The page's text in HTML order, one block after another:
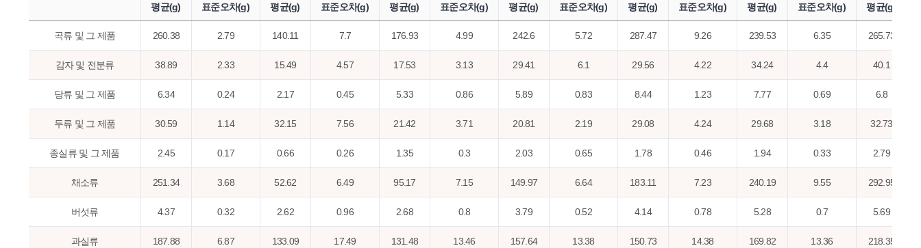
평균(g) 표준오차(g) 평균(g) 표준오차(g) 평균(g) 표준오차(g) 평균(g) 표준오차(g) 평균(g) 표준오차(g) 평균(g) 표준오차(g) 평균(g)
곡류 및 그 제품 260.38 2.79 140.11 7.7 176.93 4.99 242.6 5.72 287.47 9.26 239.53 6.35 265.73
감자 및 전분류 38.89 2.33 15.49 4.57 17.53 3.13 29.41 6.1 29.56 4.22 34.24 4.4 40.1
당류 및 그 제품 6.34 0.24 2.17 0.45 5.33 0.86 5.89 0.83 8.44 1.23 7.77 0.69 6.8
두류 및 그 제품 30.59 1.14 32.15 7.56 21.42 3.71 20.81 2.19 29.08 4.24 29.68 3.18 32.73
종실류 및 그 제품 2.45 0.17 0.66 0.26 1.35 0.3 2.03 0.65 1.78 0.46 1.94 0.33 2.79
채소류 251.34 3.68 52.62 6.49 95.17 7.15 149.97 6.64 183.11 7.23 240.19 9.55 292.95
버섯류 4.37 0.32 2.62 0.96 2.68 0.8 3.79 0.52 4.14 0.78 5.28 0.7 5.69
과실류 187.88 6.87 133.09 17.49 131.48 13.46 157.64 13.38 150.73 14.38 169.82 13.36 218.35